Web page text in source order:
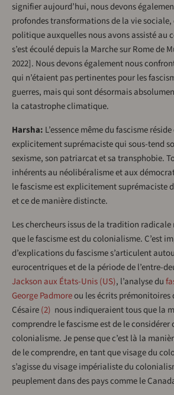
signifier aujourd’hui, nous devons
profondes transformations de la vie
politique auxquelles nous avons assisté au
s’est écoulé depuis la Marche sur Rome de
2022]. Nous devons également nous
qui n’étaient pas pertinentes pour les
guerres, mais qui sont désormais
la catastrophe climatique.
Harsha: L’essence même du fascisme
explicitement suprémaciste qui sous-tend
sexisme, son patriarcat et sa transphobie.
inhérents au néolibéralisme et aux
le fascisme est explicitement suprémaciste
et ce de manière distincte.
Les chercheurs issus de la tradition
que le fascisme est du colonialisme. C’est
d’explications du fascisme s’articulent
eurocentriques et de la période de l’entre-
Jackson aux États-Unis (US), l’analyse du
George Padmoreou les écrits prémonitoires
Césaire 2 nous indiqueraient tous que la
comprendre le fascisme est de le considérer
colonialisme. Je pense que c’est là la
de le comprendre, en tant que visage du
s’agisse du visage impérialiste du
peuplement dans des pays comme le